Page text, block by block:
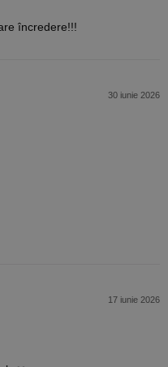
încredere!!!
30 iunie 2026
17 iunie 2026